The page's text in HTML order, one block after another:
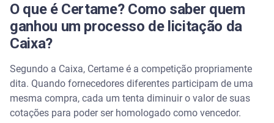
O que é Certame? Como saber quem
ganhou um processo de licitação da
Caixa?
Segundo a Caixa, Certame é a competição propriamente
dita. Quando fornecedores diferentes participam de uma
mesma compra, cada um tenta diminuir o valor de suas
cotações para poder ser homologado como vencedor.